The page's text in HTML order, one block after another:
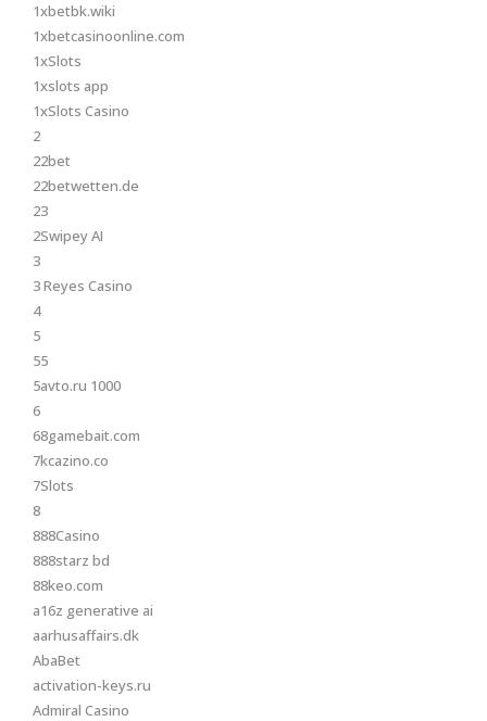
1xbetbk.wiki
1xbetcasinoonline.com
1xSlots
1xslots app
1xSlots Casino
2
22bet
22betwetten.de
23
2Swipey AI
3
3 Reyes Casino
4
5
55
5avto.ru 1000
6
68gamebait.com
7kcazino.co
7Slots
8
888Casino
888starz bd
88keo.com
a16z generative ai
aarhusaffairs.dk
AbaBet
activation-keys.ru
Admiral Casino